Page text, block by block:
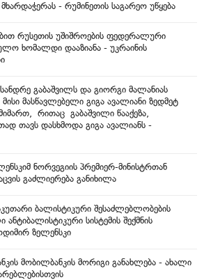
- რუმინეთის საგარეო უწყება
რუსეთის უშიშროების ფედერალური
ხომალდი დააზიანა - უკრაინის
გაბაშვილს და გიორგი მალანიას
მასწავლებელი გიგა ავალიანი ზედმეტ
რითაც გაბაშვილი წააქეზა,
თავს დასხმოდა გიგა ავალიანს -
ნორვეგიის პრემიერ-მინისტრთან
გაძლიერება განიხილა
ბალისტიკური შესაძლებლობების
სისტემის შექმნის
ზელენსკი
მობილბანკის მორიგი განახლება - ახალი